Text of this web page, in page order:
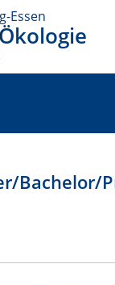
Essen
Bachelor/